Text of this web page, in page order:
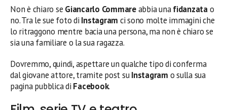
Non è chiaro se Giancarlo Commareabbia unafidanzatao
no. Tra le sue foto di Instagram ci sono molte immagini che
lo ritraggono mentre bacia una persona, ma non è chiaro se
sia una familiare o la sua ragazza.
Dovremmo, quindi, aspettare un qualche tipo di conferma
dal giovane attore, tramite post suInstagram o sulla sua
pagina pubblica di Facebook.